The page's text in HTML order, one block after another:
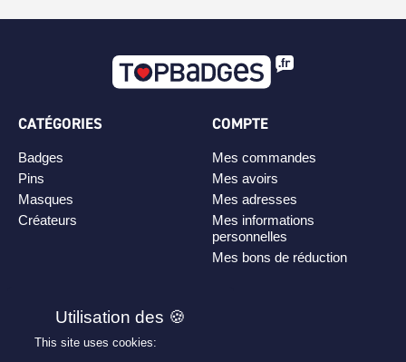
CATÉGORIES
Badges
Pins
Masques
Créateurs
COMPTE
Mes commandes
Mes avoirs
Mes adresses
Mes informations
personnelles
Mes bons de réduction
PLAN DE SITE
Personnaliser son badge
This site uses cookies: